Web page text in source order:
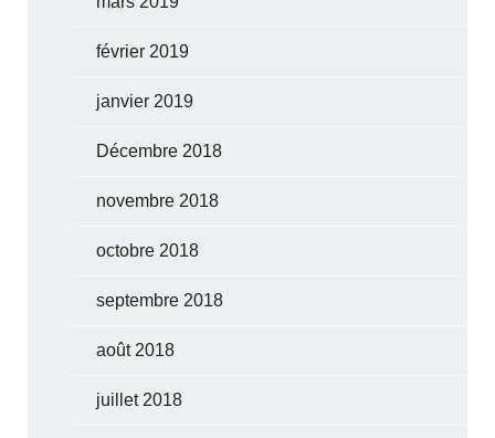
février 2019
janvier 2019
Décembre 2018
novembre 2018
octobre 2018
septembre 2018
août 2018
juillet 2018